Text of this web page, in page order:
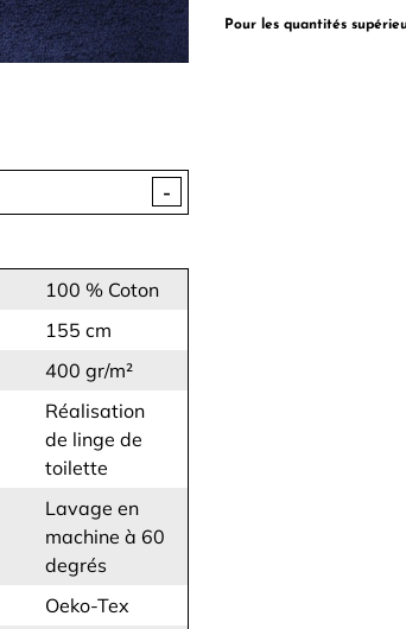
-
100 % Coton
155 cm
400 gr/m²
Réalisation
de linge de
toilette
Lavage en
machine à 60
degrés
Oeko-Tex
Pour les quantités